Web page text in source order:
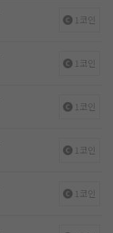
1코인
1코인
1코인
1코인
1코인